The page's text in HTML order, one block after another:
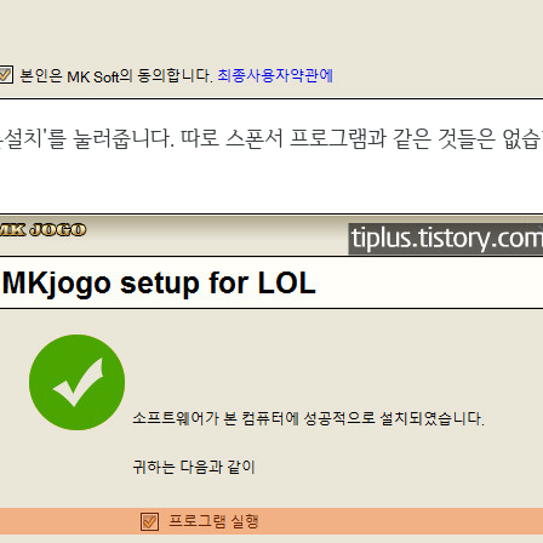
치'를 눌러줍니다. 따로 스폰서 프로그램과 같은 것들은 없